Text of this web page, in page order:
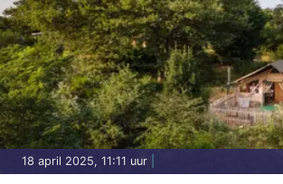
18 april 2025, 11:11 uur